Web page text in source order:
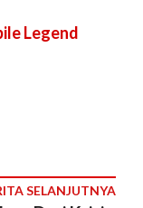
Legend
SELANJUTNYA